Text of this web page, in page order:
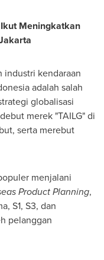
Meningkatkan
industri kendaraan
adalah salah
globalisasi
merek "TAILG" di
serta merebut
menjalani
Product Planning,
S1, S3, dan
pelanggan